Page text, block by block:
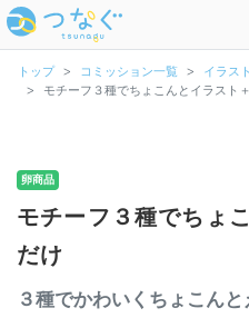
トップ コミッション一覧
イラス
モチーフ３種でちょこんとイラスト
卵商品
モチーフ３種でちょ
だけ
３種でかわいくちょこん